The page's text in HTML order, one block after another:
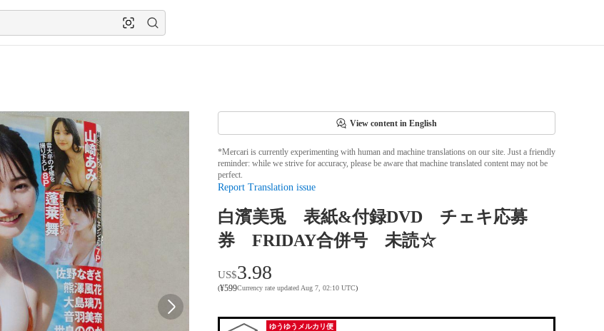
View content in English
*Mercari is currently experimenting with human and machine translations on our site. Just a friendly
reminder: while we strive for accuracy, please be aware that machine translated content may not be
perfect.
Report Translation issue
白濱美兎 表紙&付録DVD チェキ応募
券 FRIDAY合併号 未読☆
US$3.98
(¥599Currency rate updated Aug 7, 02:10 UTC)
ゆうゆうメルカリ便